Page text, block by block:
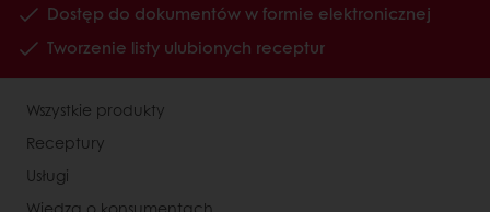
Dostęp do dokumentów w formie elektronicznej
Tworzenie listy ulubionych receptur
Wszystkie produkty
Receptury
Usługi
Wiedza o konsumentach